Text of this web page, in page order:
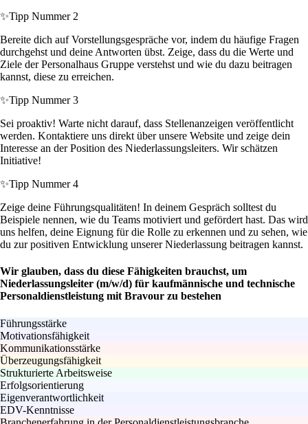
✨Tipp Nummer 2
Bereite dich auf Vorstellungsgespräche vor, indem du häufige Fragen
durchgehst und deine Antworten übst. Zeige, dass du die Werte und
Ziele der Personalhaus Gruppe verstehst und wie du dazu beitragen
kannst, diese zu erreichen.
✨Tipp Nummer 3
Sei proaktiv! Warte nicht darauf, dass Stellenanzeigen veröffentlicht
werden. Kontaktiere uns direkt über unsere Website und zeige dein
Interesse an der Position des Niederlassungsleiters. Wir schätzen
Initiative!
✨Tipp Nummer 4
Zeige deine Führungsqualitäten! In deinem Gespräch solltest du
Beispiele nennen, wie du Teams motiviert und gefördert hast. Das wird
uns helfen, deine Eignung für die Rolle zu erkennen und zu sehen, wie
du zur positiven Entwicklung unserer Niederlassung beitragen kannst.
Wir glauben, dass du diese Fähigkeiten brauchst, um
Niederlassungsleiter (m/w/d) für kaufmännische und technische
Personaldienstleistung mit Bravour zu bestehen
Führungsstärke
Motivationsfähigkeit
Kommunikationsstärke
Überzeugungsfähigkeit
Strukturierte Arbeitsweise
Erfolgsorientierung
Eigenverantwortlichkeit
EDV-Kenntnisse